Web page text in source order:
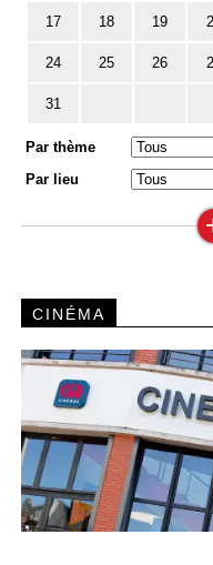
17 18 19
24 25 26
31
Par thème
Par lieu
CINÉMA